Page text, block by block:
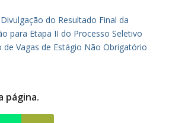
do Resultado Final da
para Etapa II do Processo Seletivo
Vagas de Estágio Não Obrigatório
página.